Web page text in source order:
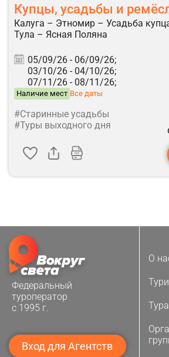
Купцы, усадьбы и
Калуга – Этномир – Усадьба
Тула – Ясная Поляна
05/09/26 - 06/09/26;
03/10/26 - 04/10/26;
07/11/26 - 08/11/26;
Наличие мест Все даты
#Старинные усадьбы
#Туры выходного дня
Федеральный
туроператор
с 1995 г.
Вход для Агентств
О